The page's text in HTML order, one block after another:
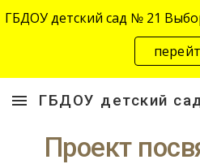
Skip to main content
Проект